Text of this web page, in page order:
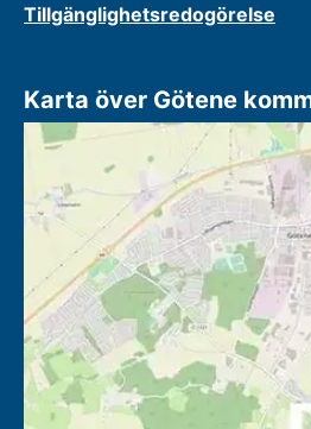
Tillgänglighetsredogörelse
Karta över Götene